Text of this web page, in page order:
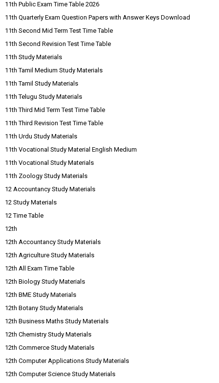
11th Public Exam Time Table 2026
11th Quarterly Exam Question Papers with Answer Keys Download
11th Second Mid Term Test Time Table
11th Second Revision Test Time Table
11th Study Materials
11th Tamil Medium Study Materials
11th Tamil Study Materials
11th Telugu Study Materials
11th Third Mid Term Test Time Table
11th Third Revision Test Time Table
11th Urdu Study Materials
11th Vocational Study Material English Medium
11th Vocational Study Materials
11th Zoology Study Materials
12 Accountancy Study Materials
12 Study Materials
12 Time Table
12th
12th Accountancy Study Materials
12th Agriculture Study Materials
12th All Exam Time Table
12th Biology Study Materials
12th BME Study Materials
12th Botany Study Materials
12th Business Maths Study Materials
12th Chemistry Study Materials
12th Commerce Study Materials
12th Computer Applications Study Materials
12th Computer Science Study Materials